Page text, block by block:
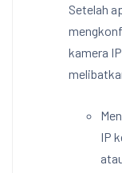
Setelah
kamera
IP